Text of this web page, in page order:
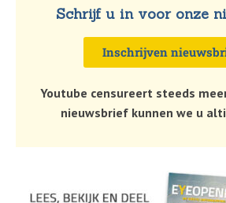
Schrijf u in voor onze
Inschrijven
Youtube censureert steeds
nieuwsbrief kunnen we u